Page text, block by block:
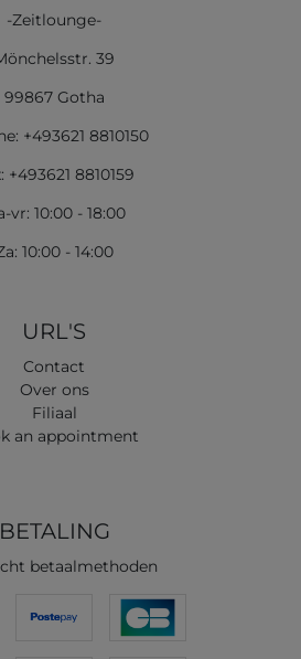
-Zeitlounge-
39
99867 Gotha
+493621 8810150
+493621 8810159
vr: 10:00 - 18:00
10:00 - 14:00
URL'S
Contact
Over ons
Filiaal
an appointment
BETALING
betaalmethoden